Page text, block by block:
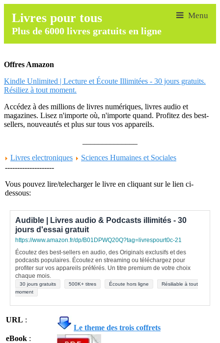
Livres pour tous
Plus de 6000 livres gratuits en ligne
Offres Amazon
Kindle Unlimited | Lecture et Écoute Illimitées - 30 jours gratuits.
Résiliez à tout moment.
Accédez à des millions de livres numériques, livres audio et
magazines. Lisez n'importe où, n'importe quand. Profitez des best-
sellers, nouveautés et plus sur tous vos appareils.
Livres electroniques
Sciences Humaines et Sociales
--------------------
Vous pouvez lire/telecharger le livre en cliquant sur le lien ci-
dessous:
Audible | Livres audio & Podcasts illimités - 30
jours d'essai gratuit
https://www.amazon.fr/dp/B01DPWQ20Q?tag=livrespourt0c-21
Écoutez des best-sellers en audio, des Originals exclusifs et des
podcasts populaires. Écoutez en streaming ou téléchargez pour
profiter sur vos appareils préférés. Un titre premium de votre choix
chaque mois.
30 jours gratuits 500K+ titres Écoute hors ligne
Résiliable à tout
moment
URL :
Le theme des trois coffrets
eBook :